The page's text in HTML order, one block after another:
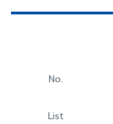
No.
List